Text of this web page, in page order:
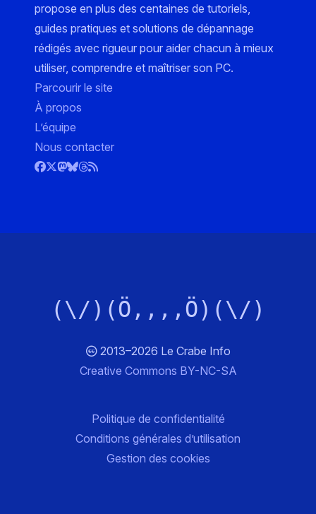
propose en plus des centaines de tutoriels,
guides pratiques et solutions de dépannage
rédigés avec rigueur pour aider chacun à mieux
utiliser, comprendre et maîtriser son PC.
Parcourir le site
À propos
L’équipe
Nous contacter
(\/)(Ö,,,,Ö)(\/)
2013–2026 Le Crabe Info
Creative Commons BY-NC-SA
Politique de confidentialité
Conditions générales d’utilisation
Gestion des cookies